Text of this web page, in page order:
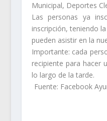
Municipal, Deportes
Las personas ya
inscripción, teniendo
pueden asistir en la
Importante: cada
recipiente para hacer
lo largo de la tarde.
Fuente: Facebook